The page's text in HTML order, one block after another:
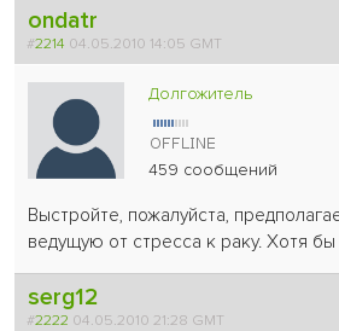
ondatr
#2214 04.05.2010 14:05 GMT
Долгожитель
459 сообщений
Выстройте, пожалуйста,
ведущую от стресса к раку. Хотя
serg12
#2222 04.05.2010 21:28 GMT